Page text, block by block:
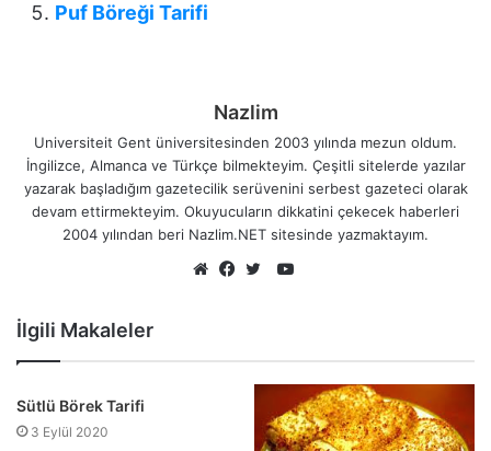
Puf Böreği Tarifi
Nazlim
Universiteit Gent üniversitesinden 2003 yılında mezun oldum.
İngilizce, Almanca ve Türkçe bilmekteyim. Çeşitli sitelerde yazılar
yazarak başladığım gazetecilik serüvenini serbest gazeteci olarak
devam ettirmekteyim. Okuyucuların dikkatini çekecek haberleri
2004 yılından beri Nazlim.NET sitesinde yazmaktayım.
YouTube
İlgili Makaleler
Sütlü Börek Tarifi
3 Eylül 2020